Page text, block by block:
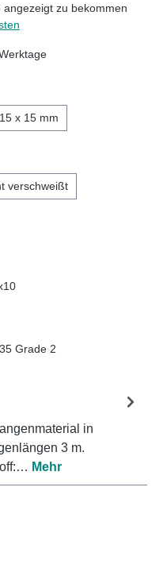
zu bekommen
15 x 15 mm
verschweißt
Grade 2
in
3 m.
Mehr